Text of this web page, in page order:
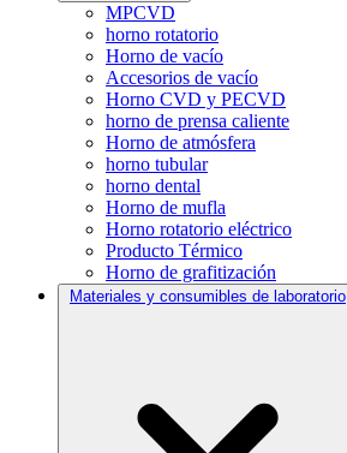
MPCVD
horno rotatorio
Horno de vacío
Accesorios de vacío
Horno CVD y PECVD
horno de prensa caliente
Horno de atmósfera
horno tubular
horno dental
Horno de mufla
Horno rotatorio eléctrico
Producto Térmico
Horno de grafitización
Materiales y consumibles de laboratorio